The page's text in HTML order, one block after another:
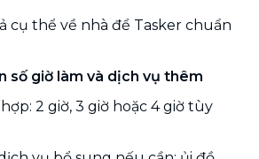
cụ thể về nhà để Tasker chuẩn
số giờ làm và dịch vụ thêm
2 giờ, 3 giờ hoặc 4 giờ tùy